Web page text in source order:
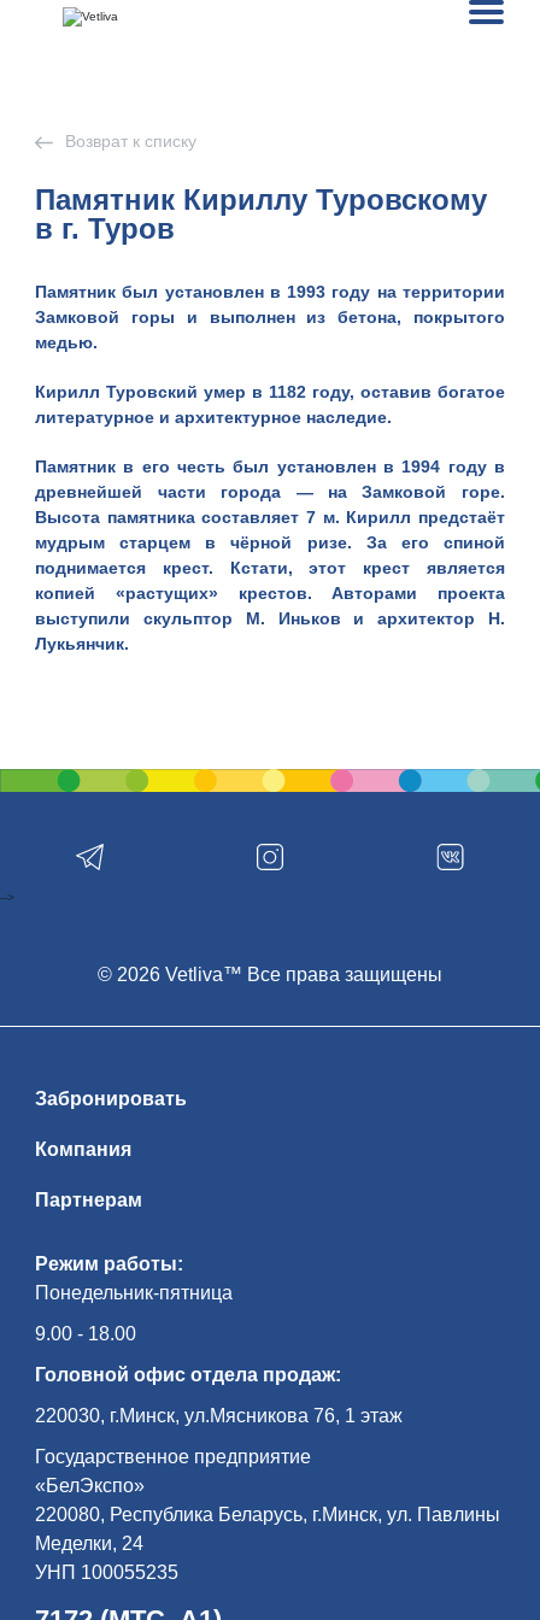
Возврат к списку
Памятник Кириллу Туровскому
в г. Туров
Памятник был установлен в 1993 году на территории
Замковой горы и выполнен из бетона, покрытого
медью.
Кирилл Туровский умер в 1182 году, оставив богатое
литературное и архитектурное наследие.
Памятник в его честь был установлен в 1994 году в
древнейшей части города — на Замковой горе.
Высота памятника составляет 7 м. Кирилл предстаёт
мудрым старцем в чёрной ризе. За его спиной
поднимается крест. Кстати, этот крест является
копией «растущих» крестов. Авторами проекта
выступили скульптор М. Иньков и архитектор Н.
Лукьянчик.
Режим работы:
Понедельник-пятница
9.00 - 18.00
Головной офис отдела продаж:
220030, г.Минск, ул.Мясникова 76, 1 этаж
Государственное предприятие
«БелЭкспо»
220080, Республика Беларусь, г.Минск, ул. Павлины
Меделки, 24
УНП 100055235
Забронировать
Компания
Партнерам
© 2026 Vetliva™ Все права защищены
-->